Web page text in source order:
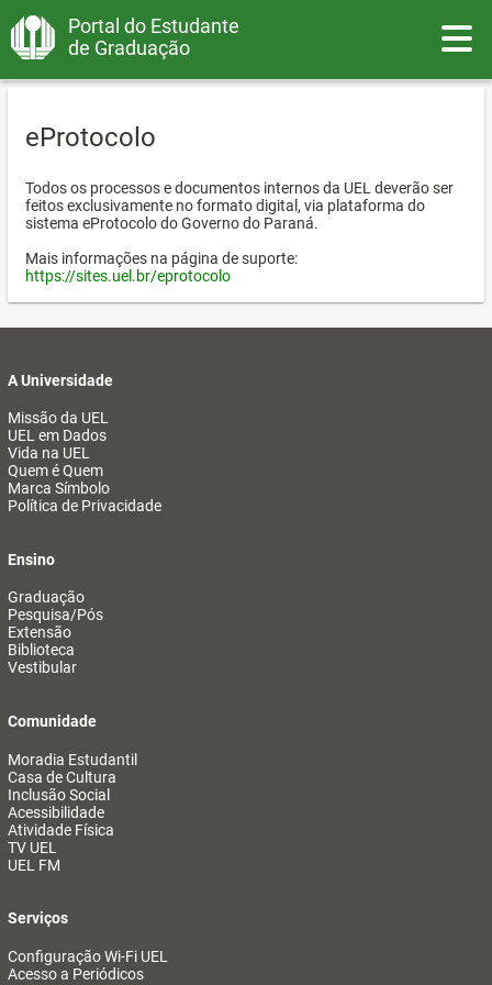
Portal do Estudante
de Graduação
eProtocolo
Todos os processos e documentos internos da UEL deverão ser
feitos exclusivamente no formato digital, via plataforma do
sistema eProtocolo do Governo do Paraná.
Mais informações na página de suporte:
https://sites.uel.br/eprotocolo
A Universidade
Missão da UEL
UEL em Dados
Vida na UEL
Quem é Quem
Marca Símbolo
Política de Privacidade
Ensino
Graduação
Pesquisa/Pós
Extensão
Biblioteca
Vestibular
Comunidade
Moradia Estudantil
Casa de Cultura
Inclusão Social
Acessibilidade
Atividade Física
TV UEL
UEL FM
Serviços
Configuração Wi-Fi UEL
Acesso a Periódicos